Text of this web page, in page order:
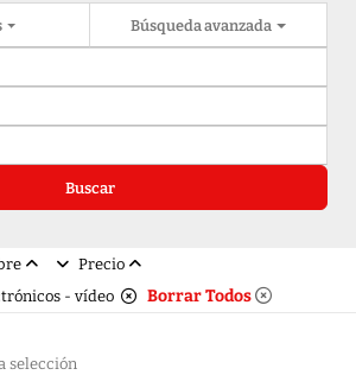
Búsqueda avanzada
Buscar
Precio
- vídeo Borrar Todos
selección